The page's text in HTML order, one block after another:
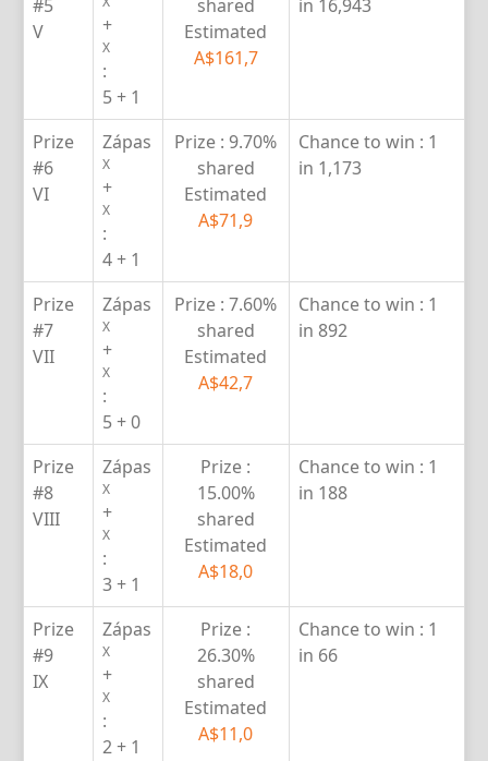
#5
V
+
X
:
5 + 1
shared
Estimated
A$161,7
in 16,943
Prize
#6
VI
Zápas
X
+
X
:
4 + 1
Prize : 9.70%
shared
Estimated
A$71,9
Chance to win : 1
in 1,173
Prize
#7
VII
Zápas
X
+
X
:
5 + 0
Prize : 7.60%
shared
Estimated
A$42,7
Chance to win : 1
in 892
Prize
#8
VIII
Zápas
X
+
X
:
3 + 1
Prize :
15.00%
shared
Estimated
A$18,0
Chance to win : 1
in 188
Prize
#9
IX
Zápas
X
+
X
:
2 + 1
Prize :
26.30%
shared
Estimated
A$11,0
Chance to win : 1
in 66